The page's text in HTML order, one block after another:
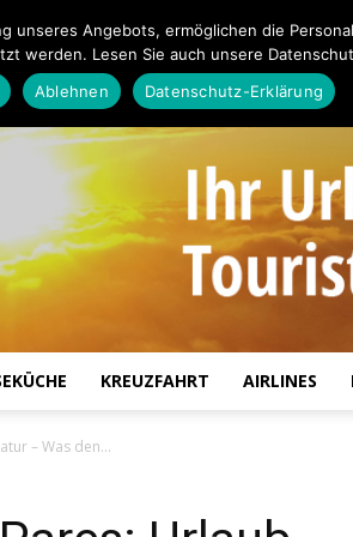
KREUZFAHRT AIRLINES
– Was den...
Angebots, ermöglichen die
werden. Lesen Sie auch unsere
Ablehnen Datenschutz-Erklärung